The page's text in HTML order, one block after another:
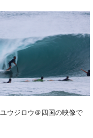
ウジロウ＠四国の映像で